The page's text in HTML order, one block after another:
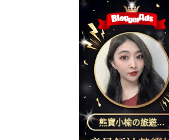
熊寶小榆の旅遊日
記